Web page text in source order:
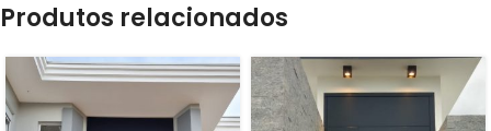
Produtos relacionados